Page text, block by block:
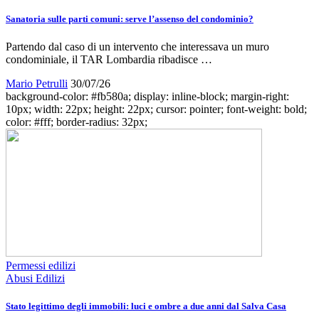
Sanatoria sulle parti comuni: serve l’assenso del condominio?
Partendo dal caso di un intervento che interessava un muro
condominiale, il TAR Lombardia ribadisce …
Mario Petrulli 30/07/26
background-color: #fb580a; display: inline-block; margin-right:
10px; width: 22px; height: 22px; cursor: pointer; font-weight: bold;
color: #fff; border-radius: 32px;
Permessi edilizi
Abusi Edilizi
Stato legittimo degli immobili: luci e ombre a due anni dal Salva Casa